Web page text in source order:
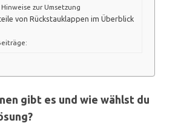
zur Umsetzung
von Rückstauklappen im Überblick
gibt es und wie wählst du